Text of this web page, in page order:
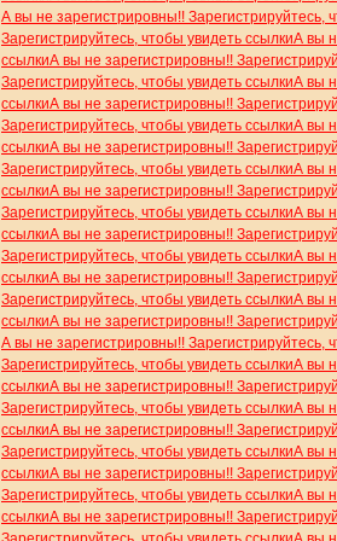
А вы не зарегистрировны!! Зарегистрируйтесь,
Зарегистрируйтесь, чтобы увидеть ссылкиА вы
ссылкиА вы не зарегистрировны!!
Зарегистрируйтесь, чтобы увидеть ссылкиА вы
ссылкиА вы не зарегистрировны!!
Зарегистрируйтесь, чтобы увидеть ссылкиА вы
ссылкиА вы не зарегистрировны!!
Зарегистрируйтесь, чтобы увидеть ссылкиА вы
ссылкиА вы не зарегистрировны!!
Зарегистрируйтесь, чтобы увидеть ссылкиА вы
ссылкиА вы не зарегистрировны!!
Зарегистрируйтесь, чтобы увидеть ссылкиА вы
ссылкиА вы не зарегистрировны!!
Зарегистрируйтесь, чтобы увидеть ссылкиА вы
ссылкиА вы не зарегистрировны!!
А вы не зарегистрировны!! Зарегистрируйтесь,
Зарегистрируйтесь, чтобы увидеть ссылкиА вы
ссылкиА вы не зарегистрировны!!
Зарегистрируйтесь, чтобы увидеть ссылкиА вы
ссылкиА вы не зарегистрировны!!
Зарегистрируйтесь, чтобы увидеть ссылкиА вы
ссылкиА вы не зарегистрировны!!
Зарегистрируйтесь, чтобы увидеть ссылкиА вы
ссылкиА вы не зарегистрировны!!